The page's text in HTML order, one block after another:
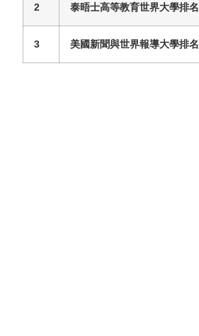
2 泰晤士高等教育世界大學排名
3 美國新聞與世界報導大學排名